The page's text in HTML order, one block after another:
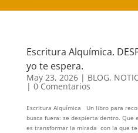
Escritura Alquímica.
yo te espera.
May 23, 2026| BLOG,
| 0 Comentarios
Escritura Alquímica Un libro para
busca fuera: se despierta dentro. Que
es transformar la mirada con la que